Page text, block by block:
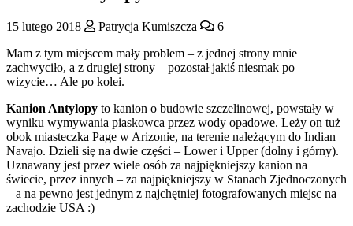
15 lutego 2018 Patrycja Kumiszcza
6
Mam z tym miejscem mały problem – z jednej strony mnie
zachwyciło, a z drugiej strony – pozostał jakiś niesmak po
wizycie… Ale po kolei.
Kanion Antylopy to kanion o budowie szczelinowej, powstały w
wyniku wymywania piaskowca przez wody opadowe. Leży on tuż
obok miasteczka Page w Arizonie, na terenie należącym do Indian
Navajo. Dzieli się na dwie części – Lower i Upper (dolny i górny).
Uznawany jest przez wiele osób za najpiękniejszy kanion na
świecie, przez innych – za najpiękniejszy w Stanach Zjednoczonych
– a na pewno jest jednym z najchętniej fotografowanych miejsc na
zachodzie USA :)